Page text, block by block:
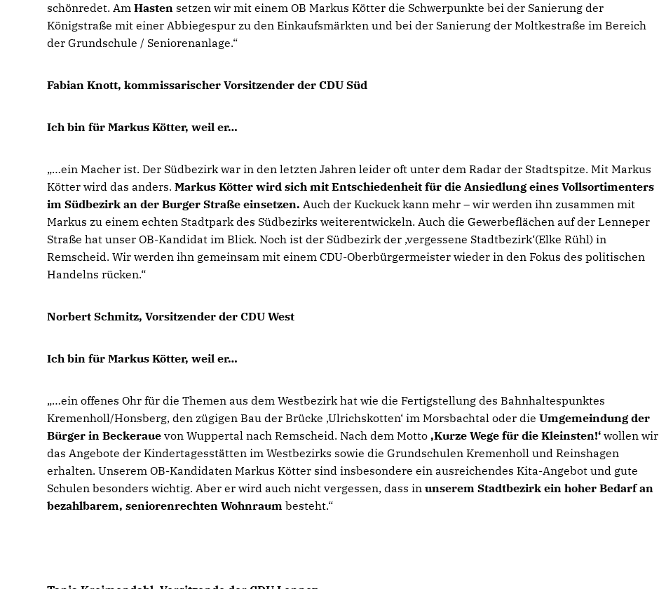
schönredet. AmHasten setzen wir mit einem OB Markus Kötter die Schwerpunkte bei der Sanierung der
Königstraße mit einer Abbiegespur zu den Einkaufsmärkten und bei der Sanierung der Moltkestraße im Bereich
der Grundschule / Seniorenanlage.“
Fabian Knott, kommissarischer Vorsitzender der CDU Süd
Ich bin für Markus Kötter, weil er
ein Macher ist. Der Südbezirk war in den letzten Jahren leider oft unter dem Radar der Stadtspitze. Mit Markus
Kötter wird das anders.Markus Kötter wird sich mit Entschiedenheit für die Ansiedlung eines Vollsortimenters
im Südbezirk an der Burger Straße einsetzen.Auch der Kuckuck kann mehr – wir werden ihn zusammen mit
Markus zu einem echten Stadtpark des Südbezirks weiterentwickeln. Auch die Gewerbeflächen auf der Lenneper
Straße hat unser OB-Kandidat im Blick. Noch ist der Südbezirk der ‚vergessene Stadtbezirk‘(Elke Rühl) in
Remscheid. Wir werden ihn gemeinsam mit einem CDU-Oberbürgermeister wieder in den Fokus des politischen
Handelns rücken.“
Norbert Schmitz, Vorsitzender der CDU West
Ich bin für Markus Kötter, weil er
ein offenes Ohr für die Themen aus dem Westbezirk hat wie die Fertigstellung des Bahnhaltespunktes
Kremenholl/Honsberg, den zügigen Bau der Brücke ‚Ulrichskotten‘ im Morsbachtal oder dieUmgemeindung der
Bürger in Beckeraue von Wuppertal nach Remscheid. Nach dem MottoKurze Wege für die Kleinsten!‘ wollen wir
das Angebote der Kindertagesstätten im Westbezirks sowie die Grundschulen Kremenholl und Reinshagen
erhalten. Unserem OB-Kandidaten Markus Kötter sind insbesondere ein ausreichendes Kita-Angebot und gute
Schulen besonders wichtig. Aber er wird auch nicht vergessen, dass inunserem Stadtbezirk ein hoher Bedarf an
bezahlbarem, seniorenrechten Wohnraum besteht.“